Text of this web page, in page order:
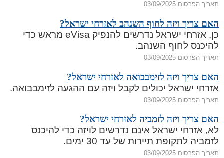
תאריך הפרסום 03/09/2025
האם צריך ויזה לחוף השנהב לאזרחי ישראל?
כן, אזרחי ישראל נדרשים להנפיק eVisa מראש כדי
להיכנס לחוף השנהב.
תאריך הפרסום 03/09/2025
האם צריך ויזה לזימבבואה לאזרחי ישראל?
אזרחי ישראל יכולים לקבל ויזה עם ההגעה לזימבבואה.
תאריך הפרסום 03/09/2025
האם צריך ויזה לזמביה לאזרחי ישראל?
לא, אזרחי ישראל אינם נדרשים לויזה כדי להיכנס
לזמביה לתקופת תיירות של עד 30 ימים.
תאריך הפרסום 03/09/2025